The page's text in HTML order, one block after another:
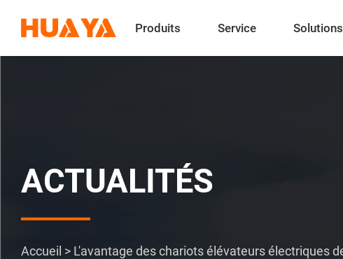
Produits Service Solutions
ACTUALITÉS
Accueil > L'avantage des chariots élévateurs électriques